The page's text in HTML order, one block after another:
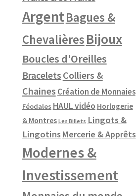
ArgentBagues &
ChevalièresBijoux
Boucles d'Oreilles
Bracelets Colliers &
Chaines Création de Monnaies
Féodales HAUL vidéo Horlogerie
& Montres Les Billets Lingots &
Lingotins Mercerie & Apprêts
Modernes &
Investissement